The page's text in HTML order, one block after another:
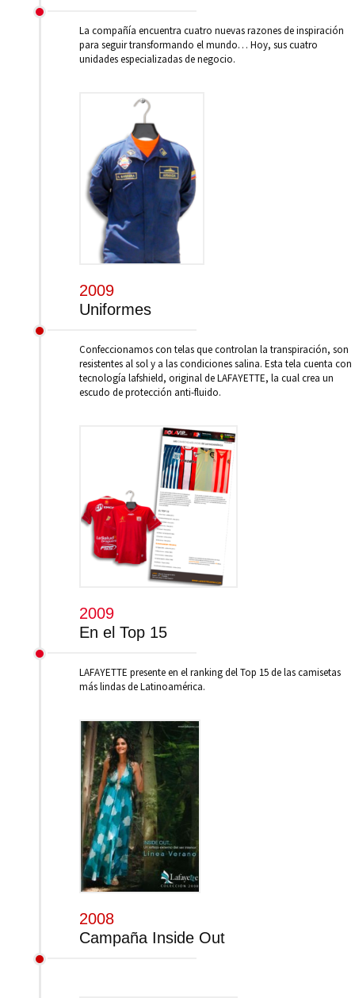
La compañía encuentra cuatro nuevas razones de inspiración
para seguir transformando el mundo… Hoy, sus cuatro
unidades especializadas de negocio.
2009
Uniformes
Confeccionamos con telas que controlan la transpiración, son
resistentes al sol y a las condiciones salina. Esta tela cuenta con
tecnología lafshield, original de LAFAYETTE, la cual crea un
escudo de protección anti-fluido.
2009
En el Top 15
LAFAYETTE presente en el ranking del Top 15 de las camisetas
más lindas de Latinoamérica.
2008
Campaña Inside Out